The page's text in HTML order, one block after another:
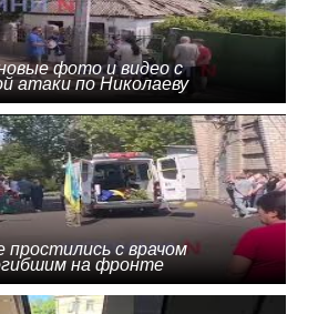
фото и видео с
атаки по Николаеву
простились с врачом
на фронте